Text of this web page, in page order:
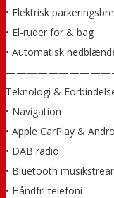
• Elektrisk
• El-ruder for & bag
• Automatisk
Teknologi &
• Navigation
• Apple CarPlay &
• DAB radio
• Bluetooth
• Håndfri telefoni